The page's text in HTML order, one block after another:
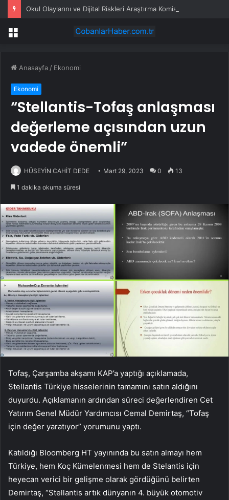
Menü
Anasayfa / Ekonomi
Ekonomi
“Stellantis-Tofaş anlaşması
değerleme açısından uzun
vadede önemli”
HÜSEYİN CAHİT DEDE Mart 29, 2023 0 13
1 dakika okuma süresi
Tofaş, Çarşamba akşamı KAP’a yaptığı açıklamada,
Stellantis Türkiye hisselerinin tamamını satın aldığını
duyurdu. Açıklamanın ardından süreci değerlendiren Cet
Yatırım Genel Müdür Yardımcısı Cemal Demirtaş, “Tofaş
için değer yaratıyor” yorumunu yaptı.
Katıldığı Bloomberg HT yayınında bu satın almayı hem
Türkiye, hem Koç Kümelenmesi hem de Stelantis için
heyecan verici bir gelişme olarak gördüğünü belirten
Demirtaş, “Stellantis artık dünyanın 4. büyük otomotiv